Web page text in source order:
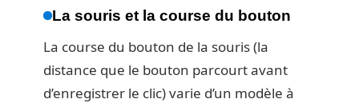
La souris et la course du bouton
La course du bouton de la souris (la
distance que le bouton parcourt avant
d’enregistrer le clic) varie d’un modèle à